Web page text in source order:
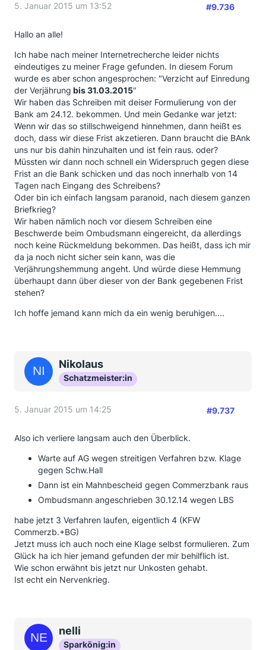
5. Januar 2015 um 13:52 #9.736
Hallo an alle!
Ich habe nach meiner Internetrecherche leider nichts
eindeutiges zu meiner Frage gefunden. In diesem Forum
wurde es aber schon angesprochen: "Verzicht auf Einredung
der Verjährung bis 31.03.2015"
Wir haben das Schreiben mit deiser Formulierung von der
Bank am 24.12. bekommen. Und mein Gedanke war jetzt:
Wenn wir das so stillschweigend hinnehmen, dann heißt es
doch, dass wir diese Frist akzetieren. Dann braucht die BAnk
uns nur bis dahin hinzuhalten und ist fein raus. oder?
Müssten wir dann noch schnell ein Widerspruch gegen diese
Frist an die Bank schicken und das noch innerhalb von 14
Tagen nach Eingang des Schreibens?
Oder bin ich einfach langsam paranoid, nach diesem ganzen
Briefkrieg?
Wir haben nämlich noch vor diesem Schreiben eine
Beschwerde beim Ombudsmann eingereicht, da allerdings
noch keine Rückmeldung bekommen. Das heißt, dass ich mir
da ja noch nicht sicher sein kann, was die
Verjährungshemmung angeht. Und würde diese Hemmung
überhaupt dann über dieser von der Bank gegebenen Frist
stehen?
Ich hoffe jemand kann mich da ein wenig beruhigen....
Nikolaus
Schatzmeister:in
5. Januar 2015 um 14:25 #9.737
Also ich verliere langsam auch den Überblick.
Warte auf AG wegen streitigen Verfahren bzw. Klage
gegen Schw.Hall
Dann ist ein Mahnbescheid gegen Commerzbank raus
Ombudsmann angeschrieben 30.12.14 wegen LBS
habe jetzt 3 Verfahren laufen, eigentlich 4 (KFW
Commerzb.+BG)
Jetzt muss ich auch noch eine Klage selbst formulieren. Zum
Glück ha ich hier jemand gefunden der mir behilflich ist.
Wie schon erwähnt bis jetzt nur Unkosten gehabt.
Ist echt ein Nervenkrieg.
nelli
Sparkönig:in